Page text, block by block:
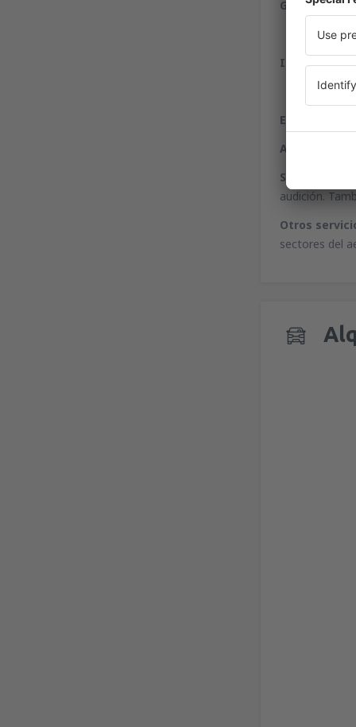
Internet:
Entidades
Alquiler de
Servicios a
audición.
Otros
sectores del